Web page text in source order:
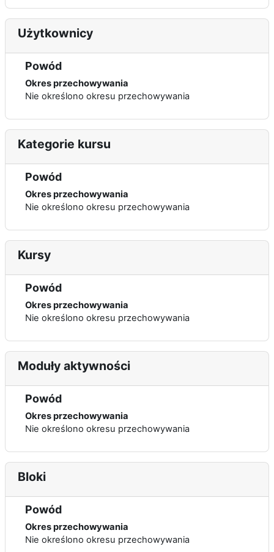
Użytkownicy
Powód
Okres przechowywania
Nie określono okresu przechowywania
Kategorie kursu
Powód
Okres przechowywania
Nie określono okresu przechowywania
Kursy
Powód
Okres przechowywania
Nie określono okresu przechowywania
Moduły aktywności
Powód
Okres przechowywania
Nie określono okresu przechowywania
Bloki
Powód
Okres przechowywania
Nie określono okresu przechowywania